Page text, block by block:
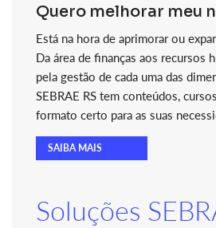
Quero melhorar meu
Está na hora de aprimorar ou
Da área de finanças aos recursos
pela gestão de cada uma das
SEBRAE RS tem conteúdos,
formato certo para as suas
SAIBA MAIS
Soluções